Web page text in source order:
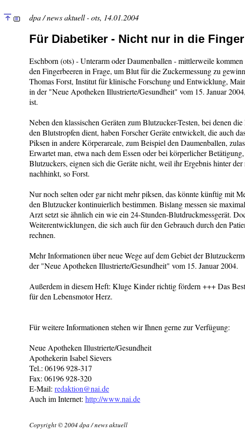
dpa / news aktuell - ots, 14.01.2004
Für Diabetiker - Nicht nur in die
Eschborn (ots) - Unterarm oder Daumenballen - mittlerweile kommen
den Fingerbeeren in Frage, um Blut für die Zuckermessung zu
Thomas Forst, Institut für klinische Forschung und Entwicklung,
in der "Neue Apotheken Illustrierte/Gesundheit" vom 15. Januar
ist.
Neben den klassischen Geräten zum Blutzucker-Testen, bei denen
den Blutstropfen dient, haben Forscher Geräte entwickelt, die auch
Piksen in andere Körperareale, zum Beispiel den Daumenballen,
Erwartet man, etwa nach dem Essen oder bei körperlicher
Blutzuckers, eignen sich die Geräte nicht, weil ihr Ergebnis hinter der
nachhinkt, so Forst.
Nur noch selten oder gar nicht mehr piksen, das könnte künftig mit
den Blutzucker kontinuierlich bestimmen. Bislang messen sie
Arzt setzt sie ähnlich ein wie ein 24-Stunden-Blutdruckmessgerät.
Weiterentwicklungen, die sich auch für den Gebrauch durch den
rechnen.
Mehr Informationen über neue Wege auf dem Gebiet der
der "Neue Apotheken Illustrierte/Gesundheit" vom 15. Januar 2004.
Außerdem in diesem Heft: Kluge Kinder richtig fördern +++ Das
für den Lebensmotor Herz.
Für weitere Informationen stehen wir Ihnen gerne zur Verfügung:
Neue Apotheken Illustrierte/Gesundheit
Apothekerin Isabel Sievers
Tel.: 06196 928-317
Fax: 06196 928-320
E-Mail: redaktion@nai.de
Auch im Internet: http://www.nai.de
Copyright © 2004 dpa / news aktuell